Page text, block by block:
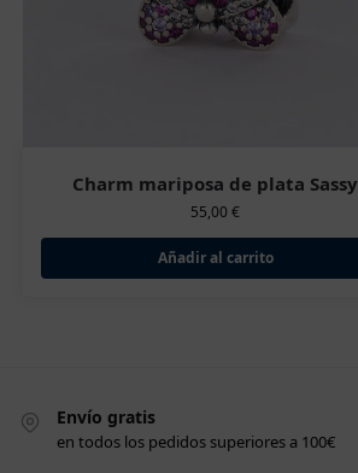
Charm mariposa de plata Sassy
55,00€
Añadir al carrito
Envío gratis
en todos los pedidos superiores a 100€